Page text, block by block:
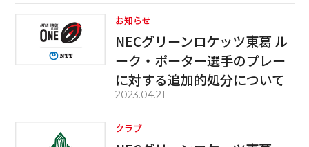
お知らせ
NECグリーンロケッツ東葛 ル
ーク・ポーター選手のプレー
に対する追加的処分について
2023.04.21
クラブ